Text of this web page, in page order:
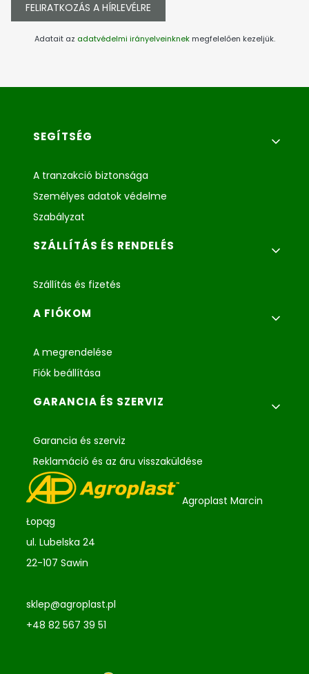
FELIRATKOZÁS A HÍRLEVÉLRE
Adatait az adatvédelmi irányelveinknekmegfelelően kezeljük.
Lábléc menü
SEGÍTSÉG
A tranzakció biztonsága
Személyes adatok védelme
Szabályzat
SZÁLLÍTÁS ÉS RENDELÉS
Szállítás és fizetés
A FIÓKOM
A megrendelése
Fiók beállítása
GARANCIA ÉS SZERVIZ
Garancia és szerviz
Reklamáció és az áru visszaküldése
Agroplast Marcin
Łopąg
ul. Lubelska 24
22-107 Sawin
sklep@agroplast.pl
+48 82 567 39 51